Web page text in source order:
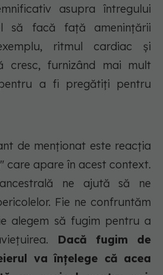
asupra întregului
l să facă față amenințării
ritmul cardiac și
cresc, furnizând mai mult
a fi pregătiți pentru
de menționat este reacția
care apare în acest context.
ne ajută să ne
Fie ne confruntăm
alegem să fugim pentru a
Dacă fugim de
va înțelege că acea